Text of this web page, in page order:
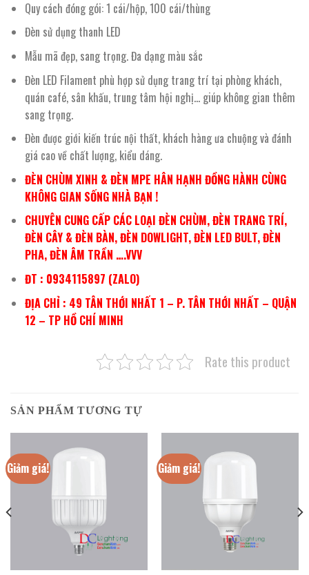
Quy cách đóng gói: 1 cái/hộp, 100 cái/thùng
Đèn sử dụng thanh LED
Mẫu mã đẹp, sang trọng. Đa dạng màu sắc
Đèn LED Filament phù hợp sử dụng trang trí tại phòng khách,
quán café, sân khấu, trung tâm hội nghị… giúp không gian thêm
sang trọng.
Đèn được giới kiến trúc nội thất, khách hàng ưa chuộng và đánh
giá cao về chất lượng, kiểu dáng.
ĐÈN CHÙM XINH & ĐÈN MPE HÂN HẠNH ĐỒNG HÀNH CÙNG
KHÔNG GIAN SỐNG NHÀ BẠN !
CHUYÊN CUNG CẤP CÁC LOẠI ĐÈN CHÙM, ĐÈN TRANG TRÍ,
ĐÈN CÂY & ĐÈN BÀN, ĐÈN DOWLIGHT, ĐÈN LED BULT, ĐÈN
PHA, ĐÈN ÂM TRẦN ….VVV
ĐT : 0934115897 (ZALO)
ĐỊA CHỈ : 49 TÂN THỚI NHẤT 1 – P. TÂN THỚI NHẤT – QUẬN
12 – TP HỒ CHÍ MINH
Rate this product
SẢN PHẨM TƯƠNG TỰ
Giảm giá! Giảm giá!